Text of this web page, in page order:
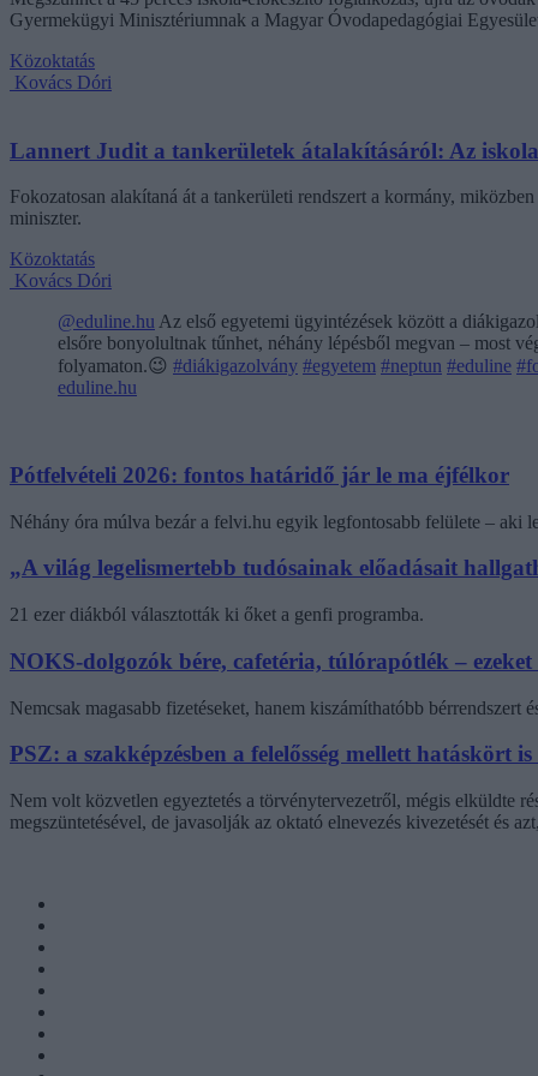
Gyermekügyi Minisztériumnak a Magyar Óvodapedagógiai
Közoktatás
Kovács Dóri
Lannert Judit a tankerületek átalakításáról: Az
Fokozatosan alakítaná át a tankerületi rendszert a kormány,
miniszter.
Közoktatás
Kovács Dóri
@eduline.hu Az első egyetemi ügyintézések között a
elsőre bonyolultnak tűnhet, néhány lépésből megvan – most
folyamaton.😉 #diákigazolvány #egyetem #neptun #eduline
eduline.hu
Pótfelvételi 2026: fontos határidő jár le ma éjfélkor
Néhány óra múlva bezár a felvi.hu egyik legfontosabb felülete – aki
„A világ legelismertebb tudósainak előadásait
21 ezer diákból választották ki őket a genfi programba.
NOKS-dolgozók bére, cafetéria, túlórapótlék –
Nemcsak magasabb fizetéseket, hanem kiszámíthatóbb
PSZ: a szakképzésben a felelősség mellett hatáskört
Nem volt közvetlen egyeztetés a törvénytervezetről, mégis elküldte
megszüntetésével, de javasolják az oktató elnevezés kivezetését és